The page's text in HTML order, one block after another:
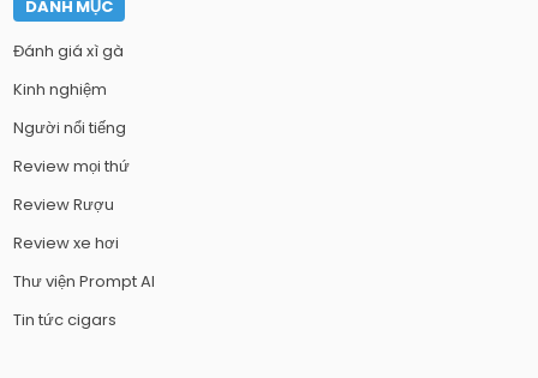
DANH MỤC
Đánh giá xì gà
Kinh nghiệm
Người nổi tiếng
Review mọi thứ
Review Rượu
Review xe hơi
Thư viện Prompt AI
Tin tức cigars